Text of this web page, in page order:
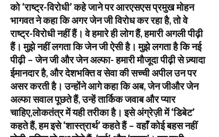
को ‘राष्ट्र-विरोधी’ कहे जाने पर आरएसएस प्रमुख मोहन
भागवत ने कहा कि अगर जेन जी विरोध कर रहा है, तो वे
राष्ट्र-विरोधी नहीं हैं। वे हमारे ही लोग हैं, हमारी अगली पीढ़ी
हैं। मुझे नहीं लगता कि जेन जी ऐसी है। मुझे लगता है कि नई
पीढ़ी – जेन जी और जेन अल्फा- हमारी मौजूदा पीढ़ी से ज़्यादा
ईमानदार है, और देशभक्ति व सेवा की सच्ची अपील उन पर
असर करती है। उन्होंने आगे कहा कि अब, जेन जीऔर जेन
अल्फा सवाल पूछते हैं, उन्हें तार्किक जवाब और प्यार
चाहिए,लोकतंत्र में यही तरीका है। इसे अंग्रेज़ी में ‘डिबेट’
कहते हैं, हम इसे ‘शास्त्रार्थ’ कहते हैं – वहाँ कोई बहस नहीं